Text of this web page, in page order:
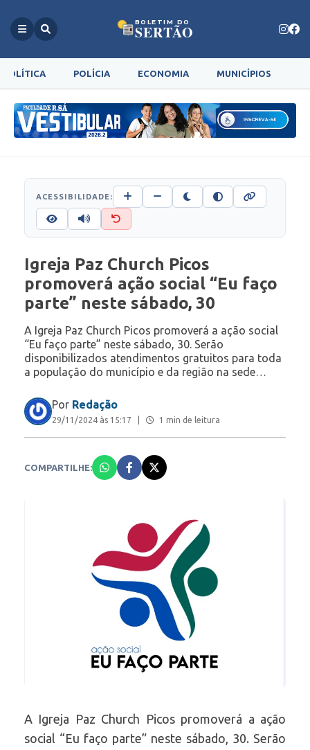
BOLETIM DO
SERTÃO
POLÍTICA POLÍCIA ECONOMIA MUNICÍPIOS
ACESSIBILIDADE:
Igreja Paz Church Picos
promoverá ação social “Eu faço
parte” neste sábado, 30
A Igreja Paz Church Picos promoverá a ação social
“Eu faço parte” neste sábado, 30. Serão
disponibilizados atendimentos gratuitos para toda
a população do município e da região na sede…
Por Redação
29/11/2024 às 15:17 1 min de leitura
COMPARTILHE:
A Igreja Paz Church Picos promoverá a ação
social “Eu faço parte” neste sábado, 30. Serão